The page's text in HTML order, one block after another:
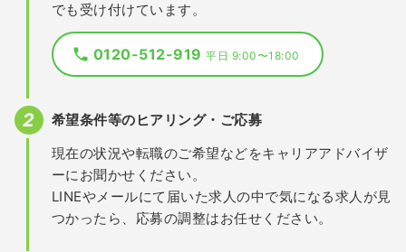
でも受け付けています。
0120-512-919平日 9:00〜18:00
希望条件等のヒアリング・ご応募
現在の状況や転職のご希望などをキャリアアドバイザ
ーにお聞かせください。
LINEやメールにて届いた求人の中で気になる求人が見
つかったら、応募の調整はお任せください。